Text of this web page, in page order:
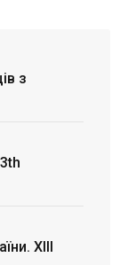
з
ХІІІ